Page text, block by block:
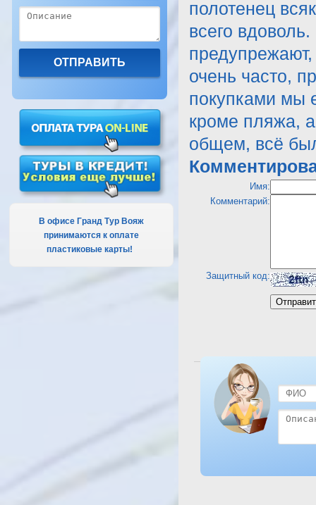
В офисе Гранд Тур Вояж
принимаются к оплате
пластиковые карты!
полотенец
всего
очень часто,
покупками мы
кроме пляжа,
общем, всё
Имя:
Комментарий:
Защитный код:
Посмотреть отель